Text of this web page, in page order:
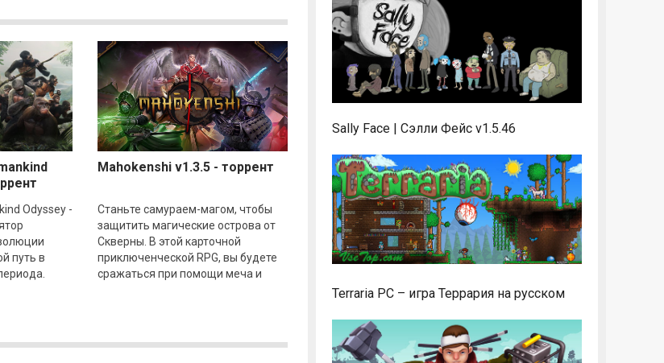
Odyssey -
путь в
Mahokenshi v1.3.5 - торрент
Станьте самураем-магом, чтобы
защитить магические острова от
Скверны. В этой карточной
приключенческой RPG, вы будете
сражаться при помощи меча и
Sally Face | Сэлли Фейс v1.5.46
Terraria PC – игра Террария на русском